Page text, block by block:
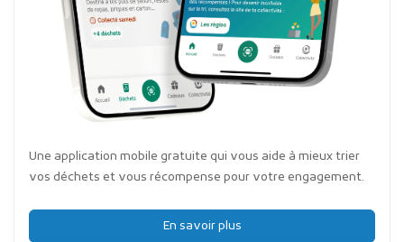
Une application mobile gratuite qui vous aide à mieux trier
vos déchets et vous récompense pour votre engagement.
En savoir plus